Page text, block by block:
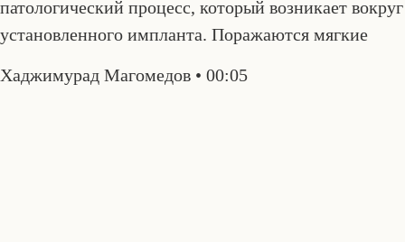
патологический процесс, который возникает вокруг
установленного импланта. Поражаются мягкие
Хаджимурад Магомедов 00:05